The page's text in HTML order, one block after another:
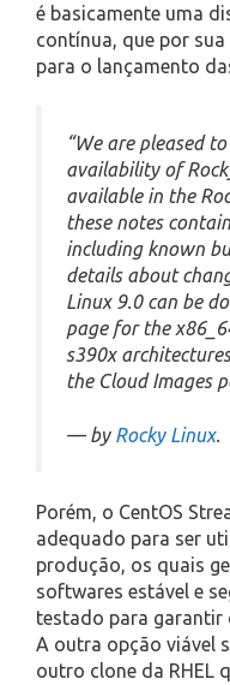
é basicamente uma
contínua, que por
para o lançamento
“We are pleased
availability of
available in the
these notes
including known
details about
Linux 9.0 can be
page for the
s390x
the Cloud Images
— by Rocky Linux.
Porém, o CentOS
adequado para ser
produção, os quais
softwares estável e
testado para garantir
A outra opção viável
outro clone da RHEL